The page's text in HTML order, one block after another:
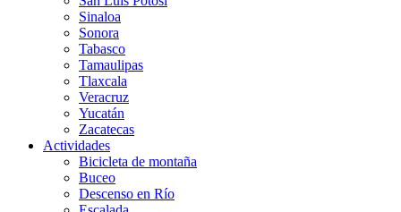
Sinaloa
Sonora
Tabasco
Tamaulipas
Tlaxcala
Veracruz
Yucatán
Zacatecas
Actividades
Bicicleta de montaña
Buceo
Descenso en Río